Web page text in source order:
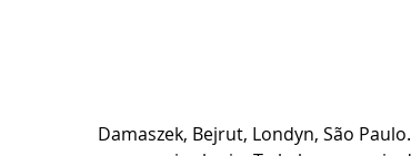
Damaszek, Bejrut, Londyn, São